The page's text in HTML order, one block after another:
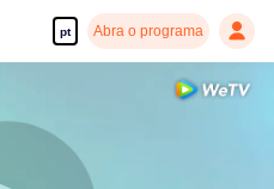
pt Abra o programa